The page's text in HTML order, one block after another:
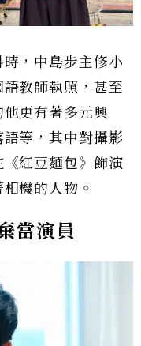
，中島步主修小
教師執照，甚至
更有著多元興
等，其中對攝影
紅豆麵包》飾演
機的人物。
當演員